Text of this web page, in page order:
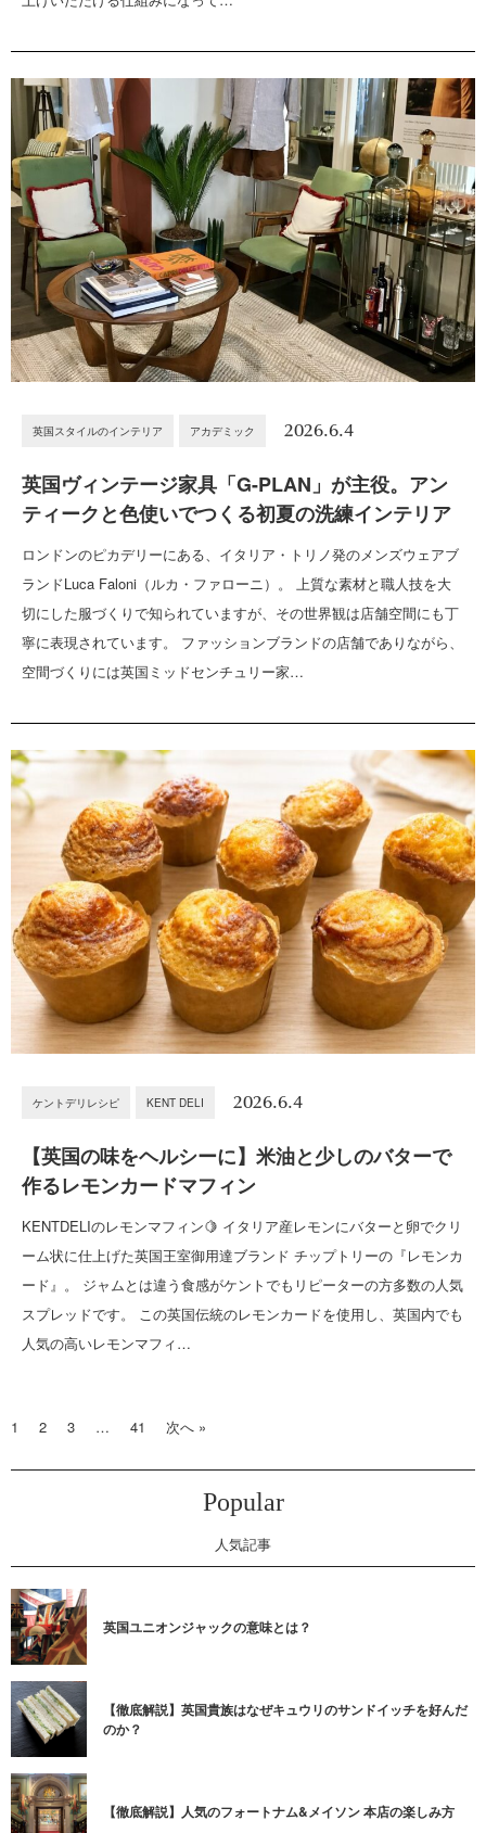
英国スタイルのインテリア アカデミック 2026.6.4
英国ヴィンテージ家具「G-PLAN」が主役。アン
ティークと色使いでつくる初夏の洗練インテリア
ロンドンのピカデリーにある、イタリア・トリノ発のメンズウェアブ
ランドLuca Faloni（ルカ・ファローニ）。 上質な素材と職人技を大
切にした服づくりで知られていますが、その世界観は店舗空間にも丁
寧に表現されています。 ファッションブランドの店舗でありながら、
空間づくりには英国ミッドセンチュリー家…
ケントデリレシピ KENT DELI 2026.6.4
【英国の味をヘルシーに】米油と少しのバターで
作るレモンカードマフィン
KENTDELIのレモンマフィン🍋 イタリア産レモンにバターと卵でクリ
ーム状に仕上げた英国王室御用達ブランド チップトリーの『レモンカ
ード』。 ジャムとは違う食感がケントでもリピーターの方多数の人気
スプレッドです。 この英国伝統のレモンカードを使用し、英国内でも
人気の高いレモンマフィ…
1 2 3 … 41 次へ »
Popular
人気記事
英国ユニオンジャックの意味とは？
【徹底解説】英国貴族はなぜキュウリのサンドイッチを好んだ
のか？
【徹底解説】人気のフォートナム&メイソン 本店の楽しみ方